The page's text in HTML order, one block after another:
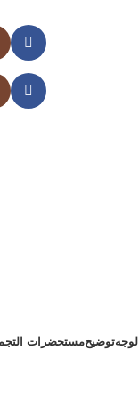
الوجهتوضيحمستحضرات